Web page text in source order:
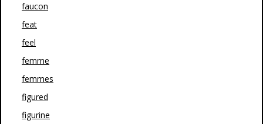
faucon
feat
feel
femme
femmes
figured
figurine